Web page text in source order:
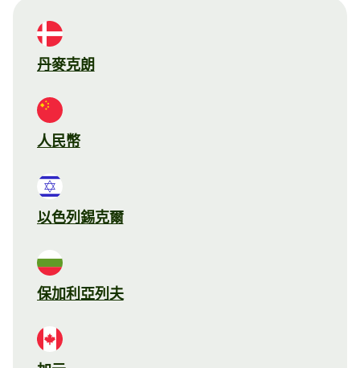
丹麥克朗
人民幣
以色列錫克爾
保加利亞列夫